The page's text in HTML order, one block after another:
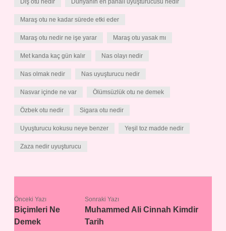
Diş otu nedir Dünyanın en pahalı uyuşturucusu nedir
Maraş otu ne kadar sürede etki eder
Maraş otu nedir ne işe yarar Maraş otu yasak mı
Met kanda kaç gün kalır Nas olayı nedir
Nas olmak nedir Nas uyuşturucu nedir
Nasvar içinde ne var Ölümsüzlük otu ne demek
Özbek otu nedir Sigara otu nedir
Uyuşturucu kokusu neye benzer Yeşil toz madde nedir
Zaza nedir uyuşturucu
Önceki Yazı
Biçimleri Ne
Demek
Sonraki Yazı
Muhammed Ali Cinnah Kimdir
Tarih